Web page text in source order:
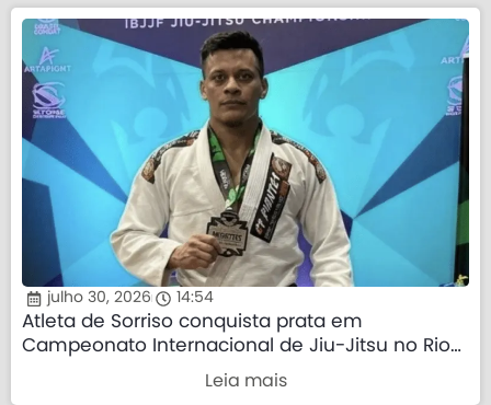
julho 30, 2026 14:54
Atleta de Sorriso conquista prata em
Campeonato Internacional de Jiu-Jitsu no Rio
Leia mais